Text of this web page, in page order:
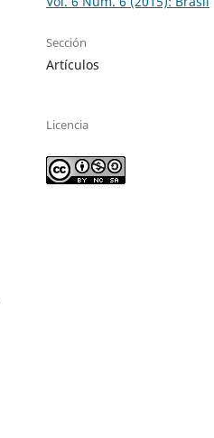
Sección
Artículos
Licencia